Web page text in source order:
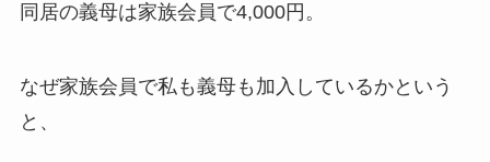
同居の義母は家族会員で4,000円。
なぜ家族会員で私も義母も加入しているかという
と、